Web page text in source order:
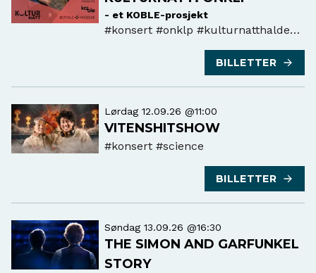
- et KOBLE-prosjekt
#konsert #onklp #kulturnatthalden
BILLETTER
Lørdag 12.09.26 @11:00
VITENSHITSHOW
#konsert #science
BILLETTER
Søndag 13.09.26 @16:30
THE SIMON AND GARFUNKEL
STORY